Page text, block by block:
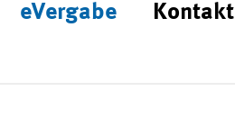
eVergabe Kontakt